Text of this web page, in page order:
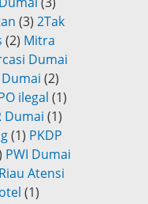
(3) 2Tak
(2) Mitra
Dumai
(2)
ilegal (1)
Dumai (1)
(1) PKDP
PWI Dumai
Riau Atensi
(1)